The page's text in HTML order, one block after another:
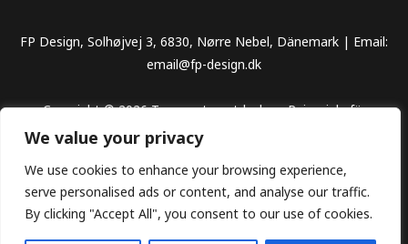
We value your privacy
We use cookies to enhance your browsing experience,
serve personalised ads or content, and analyse our traffic.
By clicking "Accept All", you consent to our use of cookies.
FP Design, Solhøjvej 3, 6830, Nørre Nebel, Dänemark | Email:
email@fp-design.dk
Copyright © 2026 Traumorte entdecken, Reiseziele für
unvergessliche Abenteuer
Datenschutz